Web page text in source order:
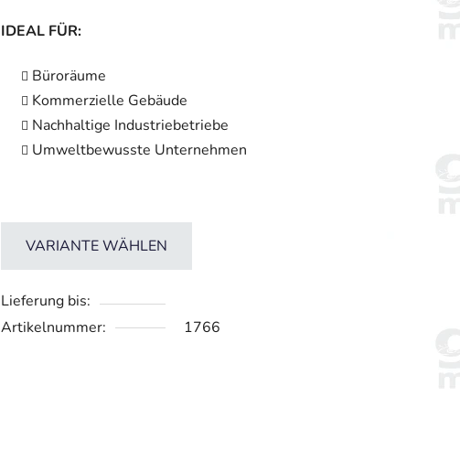
IDEAL FÜR:
Büroräume
Kommerzielle Gebäude
Nachhaltige Industriebetriebe
Umweltbewusste Unternehmen
VARIANTE WÄHLEN
Lieferung bis:
Artikelnummer:
1766